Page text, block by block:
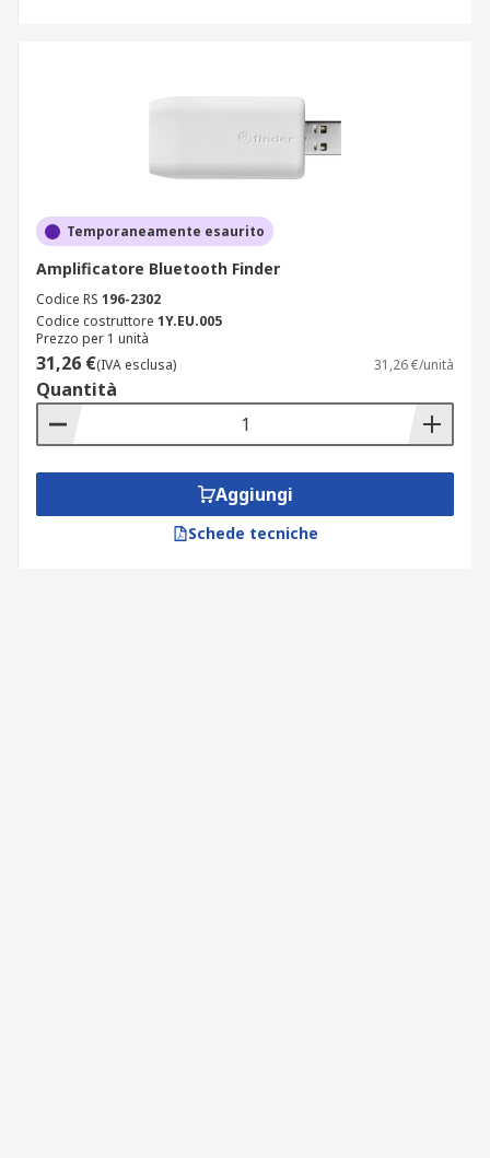
Temporaneamente esaurito
Amplificatore Bluetooth Finder
Codice RS 196-2302
Codice costruttore 1Y.EU.005
Prezzo per 1 unità
31,26 €(IVA esclusa) 31,26 €/unità
Quantità
Aggiungi
Schede tecniche